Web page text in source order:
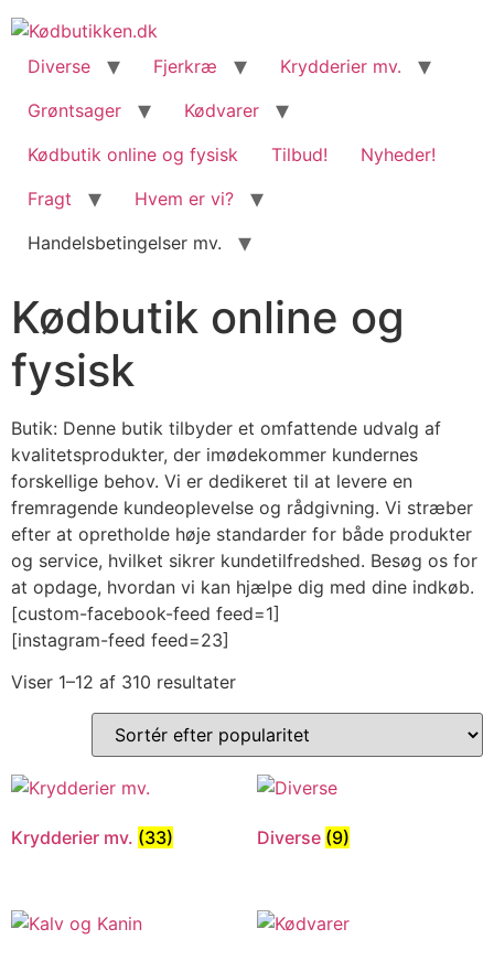
content
Diverse Fjerkræ
Krydderier mv.
Grøntsager
Kødvarer
Kødbutik online og fysisk
Tilbud!
Nyheder!
Fragt
Hvem er vi?
Handelsbetingelser mv.
Kødbutik online og
fysisk
Butik: Denne butik tilbyder et omfattende udvalg af
kvalitetsprodukter, der imødekommer kundernes
forskellige behov. Vi er dedikeret til at levere en
fremragende kundeoplevelse og rådgivning. Vi stræber
efter at opretholde høje standarder for både produkter
og service, hvilket sikrer kundetilfredshed. Besøg os for
at opdage, hvordan vi kan hjælpe dig med dine indkøb.
[custom-facebook-feed feed=1]
[instagram-feed feed=23]
Viser 1–12 af 310 resultater
Krydderier mv. (33) Diverse (9)